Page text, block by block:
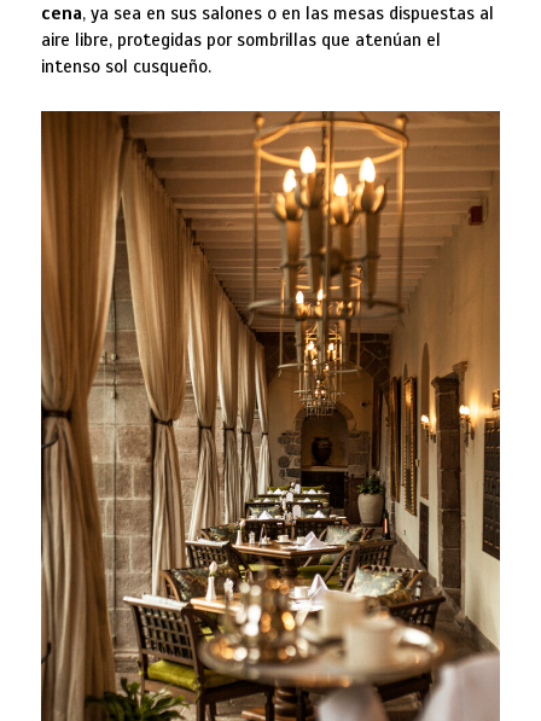
cena, ya sea en sus salones o en las mesas dispuestas al
aire libre, protegidas por sombrillas que atenúan el
intenso sol cusqueño.